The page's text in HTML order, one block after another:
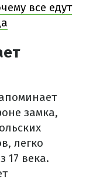
все едут
замка,
легко
17 века.